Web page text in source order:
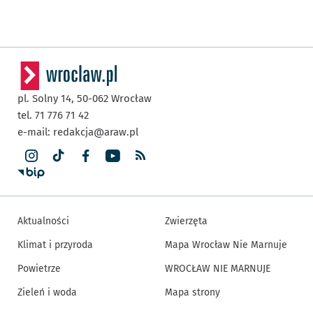
pl. Solny 14, 50-062 Wrocław
tel. 71 776 71 42
e-mail: redakcja@araw.pl
Aktualności
Klimat i przyroda
Powietrze
Zieleń i woda
Zwierzęta
Mapa Wrocław Nie Marnuje
WROCŁAW NIE MARNUJE
Mapa strony